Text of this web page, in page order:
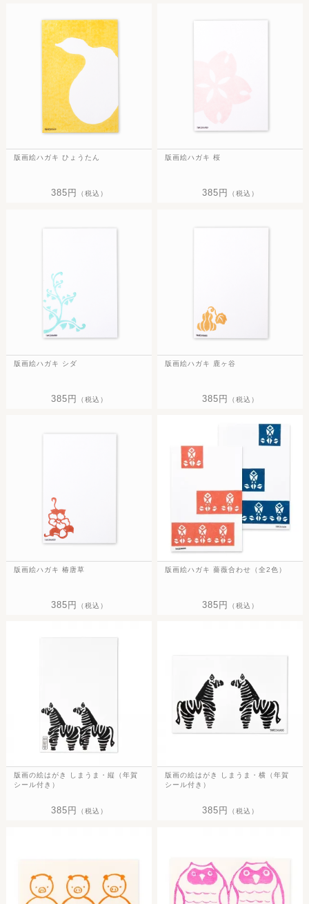
版画絵ハガキ ひょうたん
385円 （税込）
版画絵ハガキ 桜
385円 （税込）
版画絵ハガキ シダ
385円 （税込）
版画絵ハガキ 鹿ヶ谷
385円 （税込）
版画絵ハガキ 椿唐草
385円 （税込）
版画絵ハガキ 薔薇合わせ（全2色）
385円 （税込）
版画の絵はがき しまうま・縦（年賀
シール付き）
385円 （税込）
版画の絵はがき しまうま・横（年賀
シール付き）
385円 （税込）